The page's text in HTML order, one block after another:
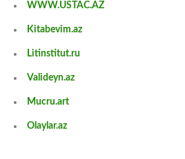
WWW.USTAC.AZ
Kitabevim.az
Litinstitut.ru
Valideyn.az
Mucru.art
Olaylar.az